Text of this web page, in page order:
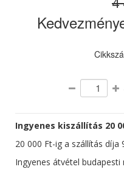
Ingyenes kiszállítás 20
20 000 Ft-ig a szállítás díja
Ingyenes átvétel budapesti